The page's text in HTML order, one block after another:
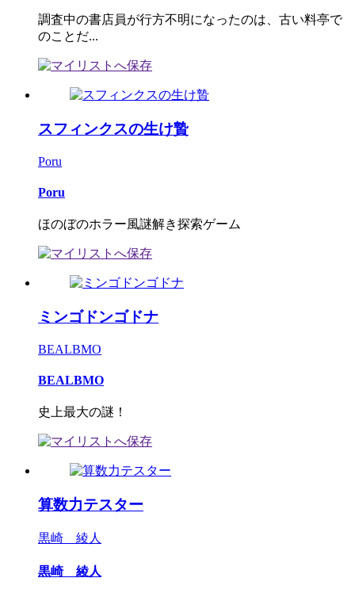
調査中の書店員が行方不明になったのは、古い料亭で
のことだ...
スフィンクスの生け贄
Poru
Poru
ほのぼのホラー風謎解き探索ゲーム
ミンゴドンゴドナ
BEALBMO
BEALBMO
史上最大の謎！
算数力テスター
黒崎 綾人
黒崎 綾人